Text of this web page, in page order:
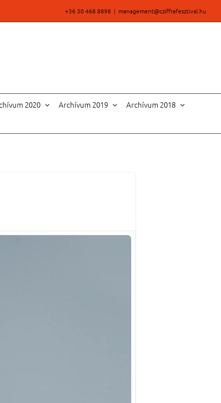
+36 30 468 8898 | management@cziffrafesztival.hu
2020 Archívum 2019
Archívum 2018